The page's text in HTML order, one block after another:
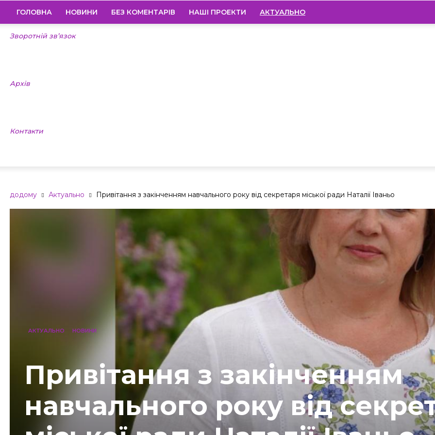
ГОЛОВНА НОВИНИ БЕЗ КОМЕНТАРІВ НАШІ ПРОЕКТИ АКТУАЛЬНО
Зворотній зв’язок
Архів
Контакти
додому Актуально Привітання з закінченням навчального року від секретаря міської ради Наталії Іваньо
АКТУАЛЬНО НОВИНИ
Привітання з закінченням
навчального року від